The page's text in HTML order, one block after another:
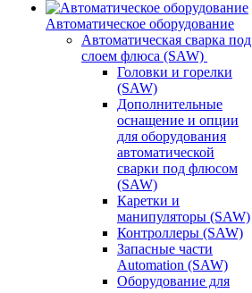
Автоматическое оборудование
Автоматическая сварка под
слоем флюса (SAW)
Головки и горелки
(SAW)
Дополнительные
оснащение и опции
для оборудования
автоматической
сварки под флюсом
(SAW)
Каретки и
манипуляторы (SAW)
Контроллеры (SAW)
Запасные части
Automation (SAW)
Оборудование для